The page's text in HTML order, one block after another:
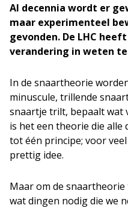
Al decennia wordt er
maar experimenteel
gevonden. De LHC
verandering in weten
In de snaartheorie
minuscule, trillende
snaartje trilt, bepaalt wat
is het een theorie die
tot één principe; voor
prettig idee.
Maar om de
wat dingen nodig die we